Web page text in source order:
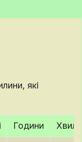
які
Години